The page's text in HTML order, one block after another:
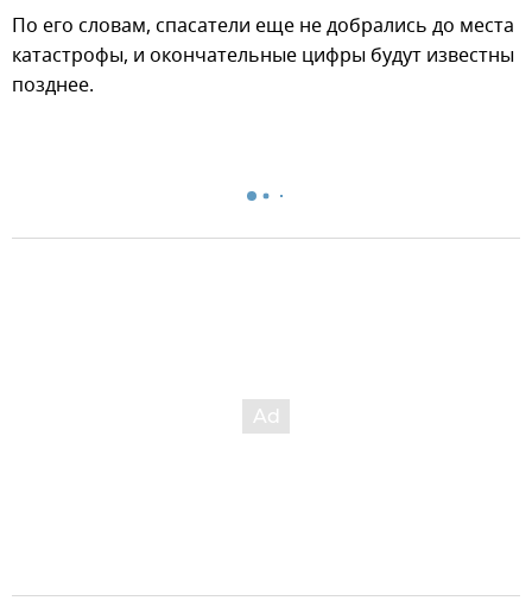
По его словам, спасатели еще не добрались до места
катастрофы, и окончательные цифры будут известны
позднее.